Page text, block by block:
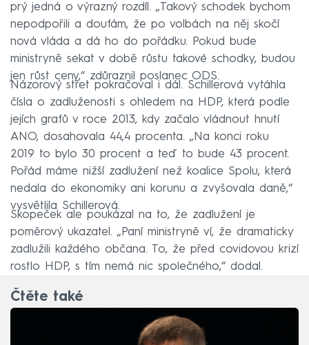
prý jedná o výrazný rozdíl. „Takový schodek bychom
nepodpořili a doufám, že po volbách na něj skočí
nová vláda a dá ho do pořádku. Pokud bude
ministryně sekat v době růstu takové schodky, budou
jen růst ceny,“ zdůraznil poslanec ODS.
Názorový střet pokračoval i dál. Schillerová vytáhla
čísla o zadluženosti s ohledem na HDP, která podle
jejích grafů v roce 2013, kdy začalo vládnout hnutí
ANO, dosahovala 44,4 procenta. „Na konci roku
2019 to bylo 30 procent a teď to bude 43 procent.
Pořád máme nižší zadlužení než koalice Spolu, která
nedala do ekonomiky ani korunu a zvyšovala daně,“
vysvětlila Schillerová.
Skopeček ale poukázal na to, že zadlužení je
poměrový ukazatel. „Paní ministryně ví, že dramaticky
zadlužili každého občana. To, že před covidovou krizí
rostlo HDP, s tím nemá nic společného,“ dodal.
Čtěte také